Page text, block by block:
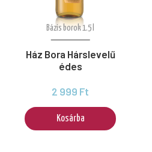
Bázis borok 1.5 l
Ház Bora Hárslevelű
édes
2 999 Ft
Kosárba